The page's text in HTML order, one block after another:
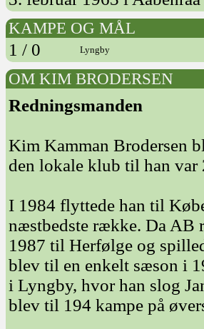
KAMPE OG MÅL
1 / 0 Lyngby
OM KIM BRODERSEN
Redningsmanden
Kim Kamman Brodersen
den lokale klub til han var
I 1984 flyttede han til
næstbedste række. Da AB
1987 til Herfølge og
blev til en enkelt sæson i
i Lyngby, hvor han slog
blev til 194 kampe på